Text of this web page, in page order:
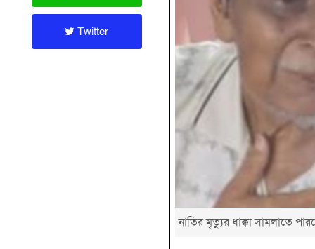
Twitter
নাতির মৃত্যুর ধাক্কা সামলাতে